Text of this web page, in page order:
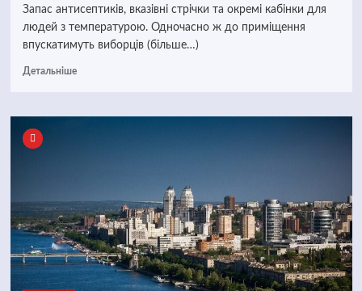
Запас антисептиків, вказівні стрічки та окремі кабінки для
людей з температурою. Одночасно ж до приміщення
впускатимуть виборців (більше…)
Детальніше